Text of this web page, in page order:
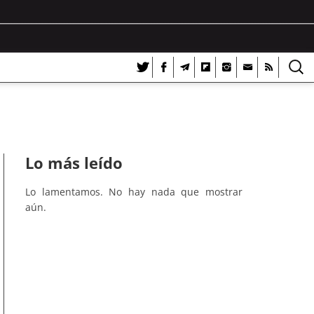
Lo más leído
Lo lamentamos. No hay nada que mostrar
aún.